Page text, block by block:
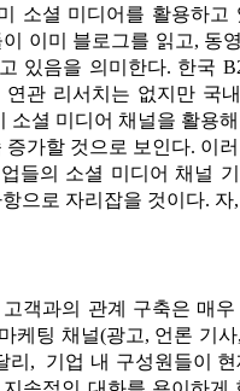
소셜 미디어를 활용하고
이미 블로그를 읽고, 동
있음을 의미한다. 한국
관 리서치는 없지만 국
소셜 미디어 채널을 활용
가할 것으로 보인다. 이
들의 소셜 미디어 채널
으로 자리잡을 것이다.
객과의 관계 구축은 매
케팅 채널(광고, 언론 기
리, 기업 내 구성원들이